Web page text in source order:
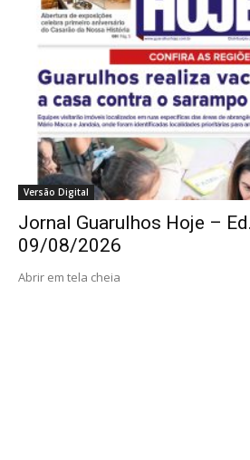
Versão Digital
Jornal Guarulhos Hoje –
09/08/2026
Abrir em tela cheia